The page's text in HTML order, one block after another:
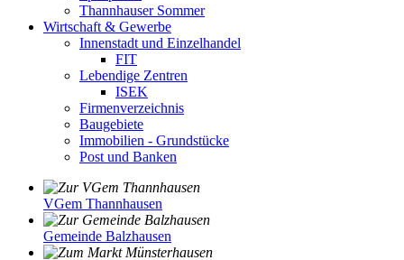
Thannhauser Sommer
Wirtschaft & Gewerbe
Innenstadt und Einzelhandel
FIT
Lebendige Zentren
ISEK
Firmenverzeichnis
Baugebiete
Immobilien - Grundstücke
Post und Banken
VGem Thannhausen
Gemeinde Balzhausen